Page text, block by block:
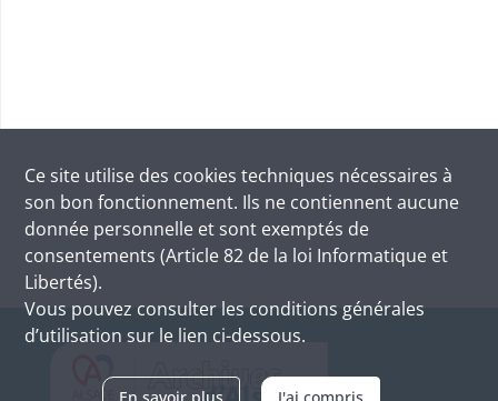
Ce site utilise des cookies techniques nécessaires à
son bon fonctionnement. Ils ne contiennent aucune
donnée personnelle et sont exemptés de
consentements (Article 82 de la loi Informatique et
Libertés).
Vous pouvez consulter les conditions générales
d’utilisation sur le lien ci-dessous.